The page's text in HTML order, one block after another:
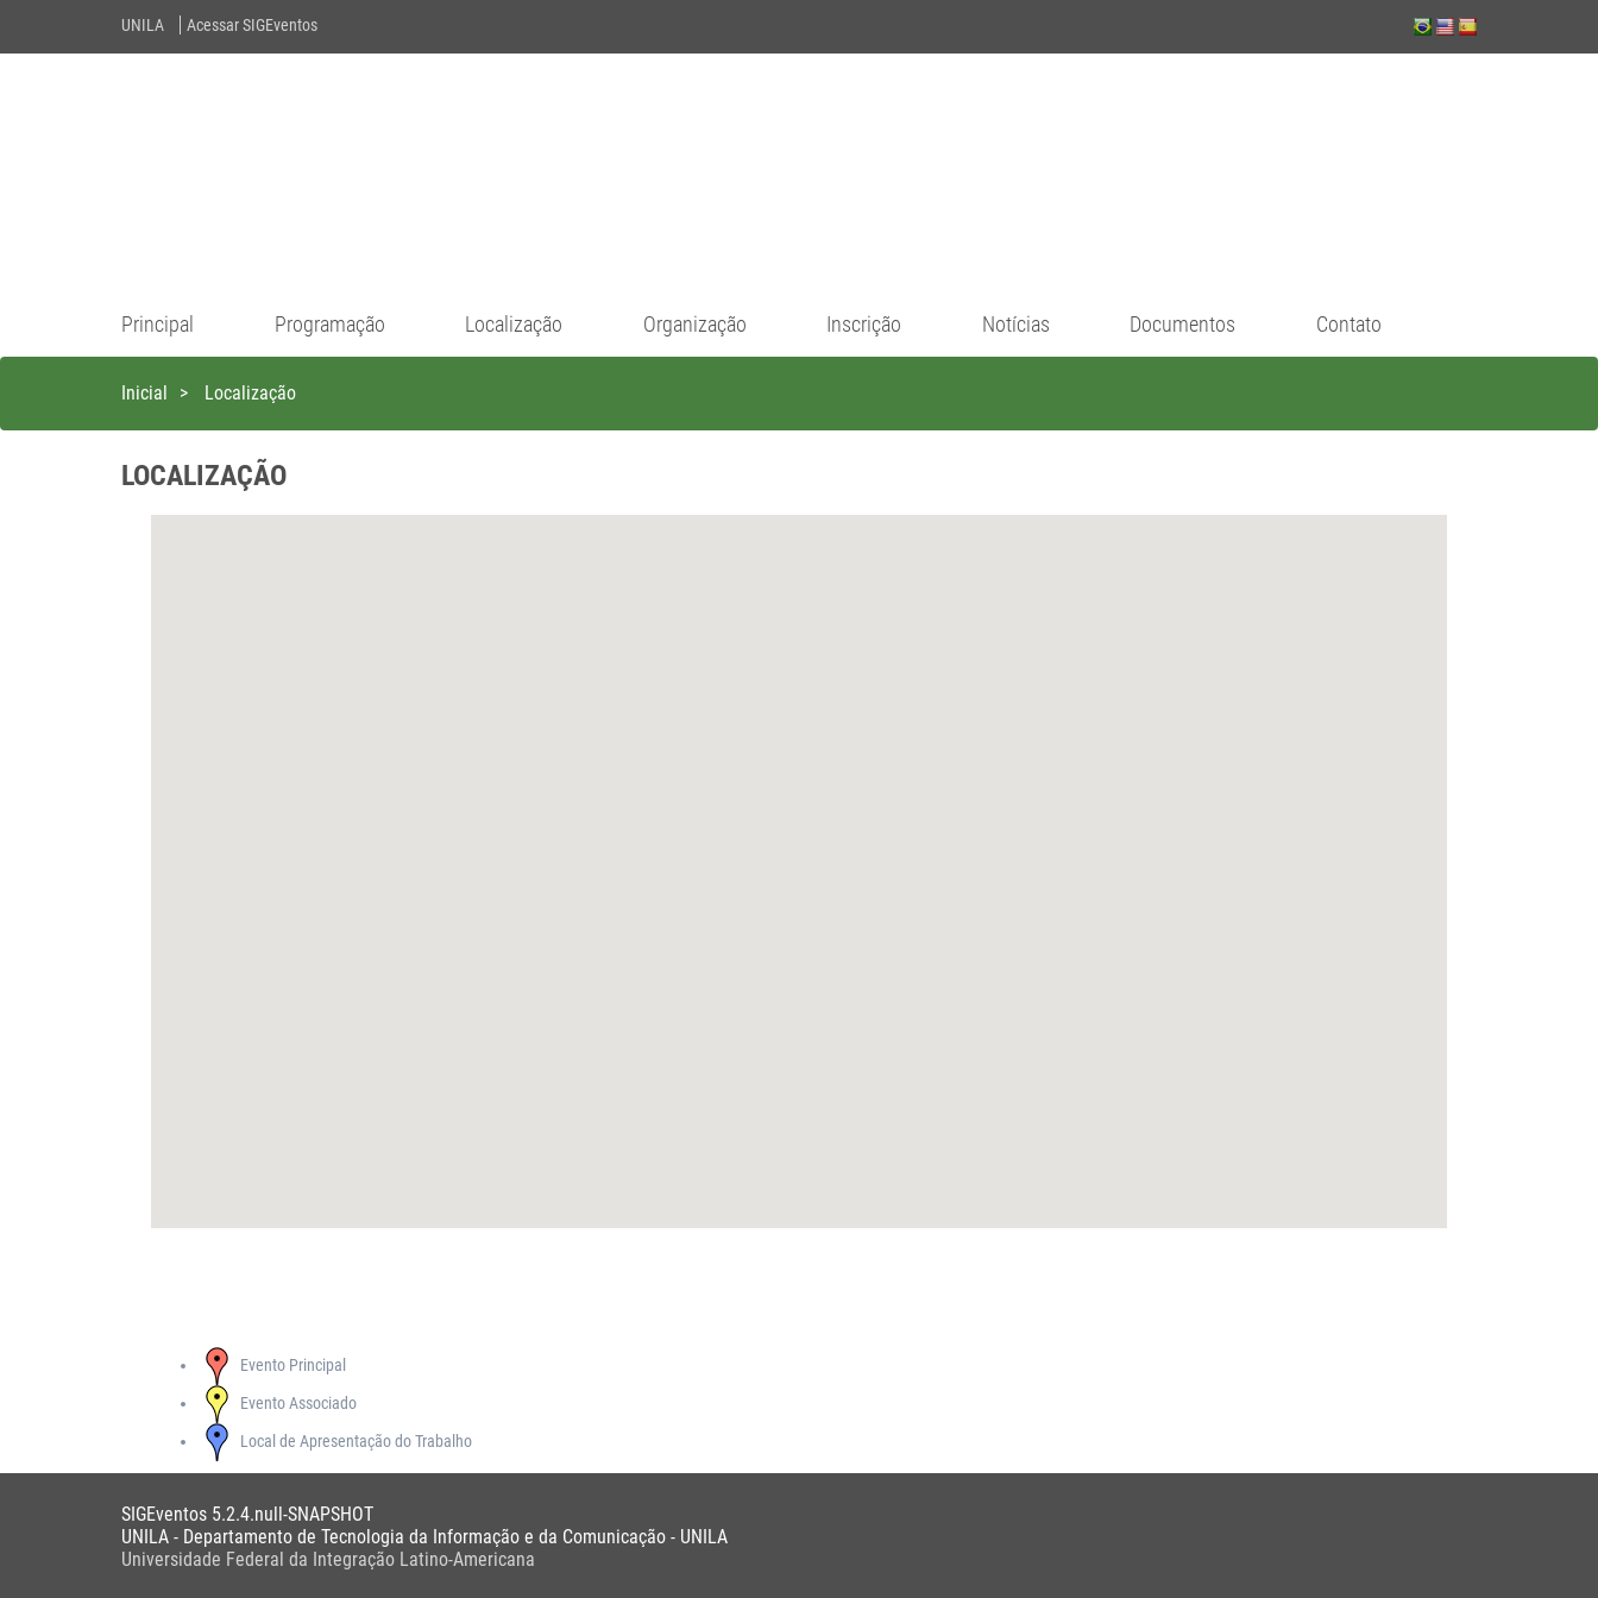
UNILA Acessar SIGEventos
Principal Programação Localização Organização Inscrição Notícias Documentos Contato
Inicial > Localização
LOCALIZAÇÃO
Evento Principal
Evento Associado
Local de Apresentação do Trabalho
SIGEventos 5.2.4.null-SNAPSHOT
UNILA - Departamento de Tecnologia da Informação e da Comunicação - UNILA
Universidade Federal da Integração Latino-Americana